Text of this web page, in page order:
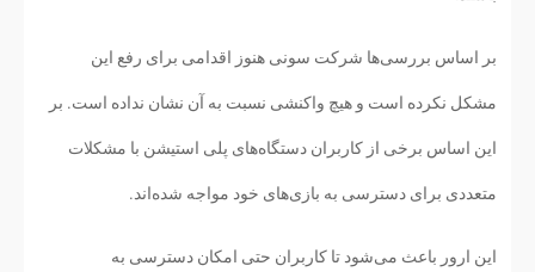
بر اساس بررسی‌ها شرکت سونی هنوز اقدامی برای رفع این
مشکل نکرده است و هیچ واکنشی نسبت به آن نشان نداده است. بر
این اساس برخی از کاربران دستگاه‌های پلی استیشن با مشکلات
متعددی برای دسترسی به بازی‌های خود مواجه شده‌اند.
این ارور باعث می‌شود تا کاربران حتی امکان دسترسی به